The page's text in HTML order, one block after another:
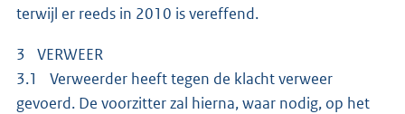
terwijl er reeds in 2010 is vereffend.
3 VERWEER
3.1 Verweerder heeft tegen de klacht verweer
gevoerd. De voorzitter zal hierna, waar nodig, op het